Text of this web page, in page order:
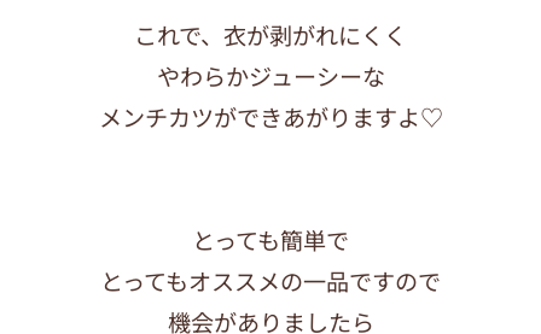
これで、衣が剥がれにくく
やわらかジューシーな
メンチカツができあがりますよ♡
とっても簡単で
とってもオススメの一品ですので
機会がありましたら